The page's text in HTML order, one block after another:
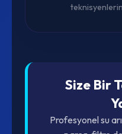
Size Bir
Profesyonel su